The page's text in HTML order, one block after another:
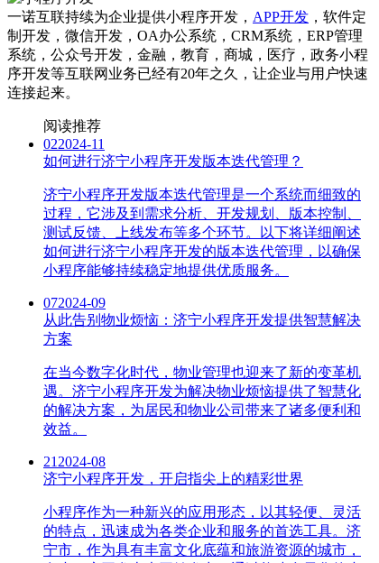
一诺互联持续为企业提供小程序开发， APP开发 ，软件定
制开发，微信开发，OA办公系统，CRM系统，ERP管理
系统，公众号开发，金融，教育，商城，医疗，政务小程
序开发等互联网业务已经有20年之久，让企业与用户快速
连接起来。
阅读推荐
022024-11
如何进行济宁小程序开发版本迭代管理？
济宁小程序开发版本迭代管理是一个系统而细致的
过程，它涉及到需求分析、开发规划、版本控制、
测试反馈、上线发布等多个环节。以下将详细阐述
如何进行济宁小程序开发的版本迭代管理，以确保
小程序能够持续稳定地提供优质服务。
072024-09
从此告别物业烦恼：济宁小程序开发提供智慧解决
方案
在当今数字化时代，物业管理也迎来了新的变革机
遇。济宁小程序开发为解决物业烦恼提供了智慧化
的解决方案，为居民和物业公司带来了诸多便利和
效益。
21 2024-08
济宁小程序开发，开启指尖上的精彩世界
小程序作为一种新兴的应用形态，以其轻便、灵活
的特点，迅速成为各类企业和服务的首选工具。济
宁市，作为具有丰富文化底蕴和旅游资源的城市，